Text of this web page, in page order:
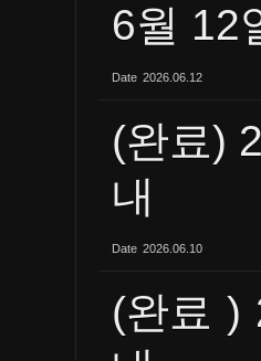
6월 12
Date 2026.06.12
(완료)
내
Date 2026.06.10
(완료 )